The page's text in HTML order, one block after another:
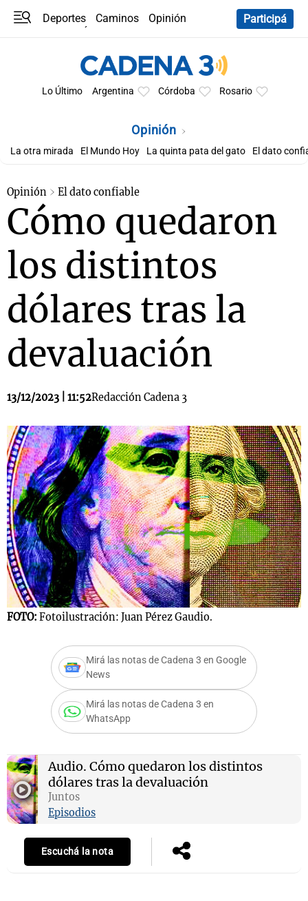
Deportes Caminos
Opinión
Participá
Lo Último Argentina Córdoba Rosario
Opinión
La otra mirada El Mundo Hoy La quinta pata del gato El dato
Opinión El dato confiable
Cómo quedaron
los distintos
dólares tras la
devaluación
13/12/2023 | 11:52Redacción Cadena 3
FOTO: Fotoilustración: Juan Pérez Gaudio.
Mirá las notas de Cadena 3 en Google
News
Mirá las notas de Cadena 3 en
WhatsApp
Audio. Cómo quedaron los distintos
dólares tras la devaluación
Juntos
Episodios
Escuchá la nota
Notas
Mundial 2026
La Sole en
Cadena 3